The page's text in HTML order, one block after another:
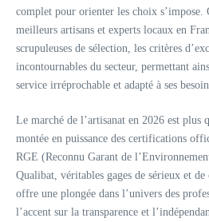
complet pour orienter les choix s’impose.
meilleurs artisans et experts locaux en
scrupuleuses de sélection, les critères
incontournables du secteur, permettant
service irréprochable et adapté à ses
Le marché de l’artisanat en 2026 est plus
montée en puissance des certifications
RGE (Reconnu Garant de
Qualibat, véritables gages de sérieux et
offre une plongée dans l’univers des
l’accent sur la transparence et